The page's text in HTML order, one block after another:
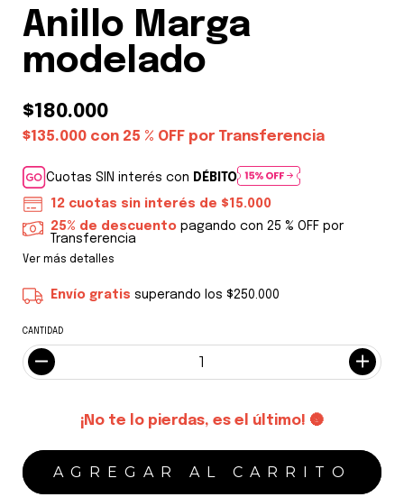
Anillo Marga
modelado
$180.000
$135.000 con 25 % OFF por Transferencia
Cuotas SIN interés con DÉBITO
12 cuotas sin interés de $15.000
25% de descuento pagando con 25 % OFF por
Transferencia
Ver más detalles
Envío gratissuperando los$250.000
CANTIDAD
¡No te lo pierdas, es el último! 🌚